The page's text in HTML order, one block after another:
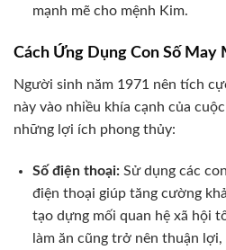
mạnh mẽ cho mệnh Kim.
Cách Ứng Dụng Con Số May
Người sinh năm 1971 nên tích
này vào nhiều khía cạnh của
những lợi ích phong thủy:
Số điện thoại:Sử dụng các
điện thoại giúp tăng cường
tạo dựng mối quan hệ xã hội
làm ăn cũng trở nên thuận lợi,